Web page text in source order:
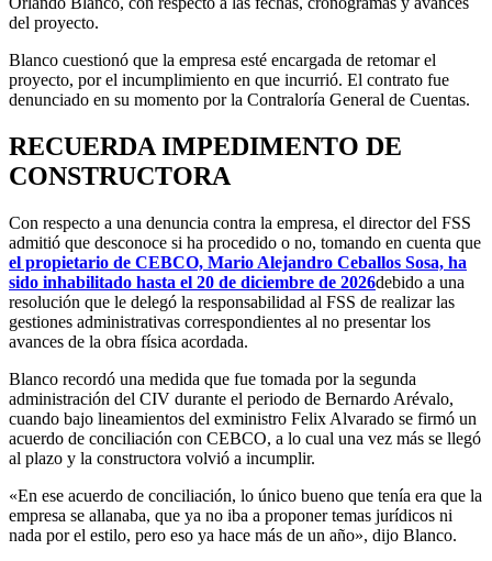
del proyecto.
Blanco cuestionó que la empresa esté encargada de retomar el
proyecto, por el incumplimiento en que incurrió. El contrato fue
denunciado en su momento por la Contraloría General de Cuentas.
RECUERDA IMPEDIMENTO DE
CONSTRUCTORA
Con respecto a una denuncia contra la empresa, el director del FSS
admitió que desconoce si ha procedido o no, tomando en cuenta que
el propietario de CEBCO, Mario Alejandro Ceballos Sosa, ha
sido inhabilitado hasta el 20 de diciembre de 2026debido a una
resolución que le delegó la responsabilidad al FSS de realizar las
gestiones administrativas correspondientes al no presentar los
avances de la obra física acordada.
Blanco recordó una medida que fue tomada por la segunda
administración del CIV durante el periodo de Bernardo Arévalo,
cuando bajo lineamientos del exministro Felix Alvarado se firmó un
acuerdo de conciliación con CEBCO, a lo cual una vez más se llegó
al plazo y la constructora volvió a incumplir.
«En ese acuerdo de conciliación, lo único bueno que tenía era que la
empresa se allanaba, que ya no iba a proponer temas jurídicos ni
nada por el estilo, pero eso ya hace más de un año», dijo Blanco.